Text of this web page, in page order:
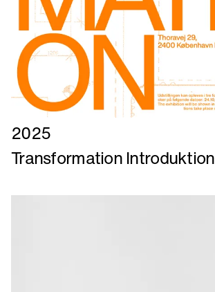
Læs
mere
om
Introduktion
2025
Transformation Introduktion